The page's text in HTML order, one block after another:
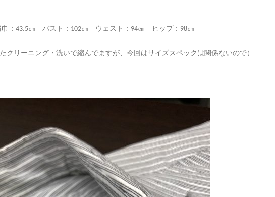
：43.5㎝ バスト：102㎝ ウェスト：94㎝ ヒップ：98㎝
クリーニング・洗いで縮んでますが、今回はサイズスペックは関係ないので）